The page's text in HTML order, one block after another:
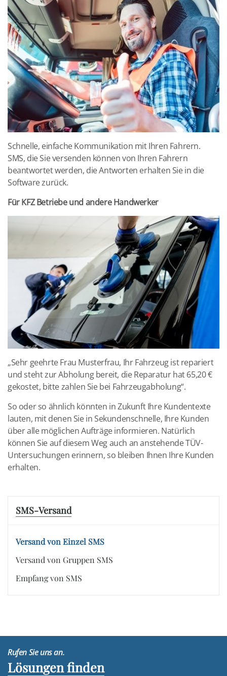
Schnelle, einfache Kommunikation mit Ihren Fahrern.
SMS, die Sie versenden können von Ihren Fahrern
beantwortet werden, die Antworten erhalten Sie in die
Software zurück.
Für KFZ Betriebe und andere Handwerker
„Sehr geehrte Frau Musterfrau, Ihr Fahrzeug ist repariert
und steht zur Abholung bereit, die Reparatur hat 65,20 €
gekostet, bitte zahlen Sie bei Fahrzeugabholung“.
So oder so ähnlich könnten in Zukunft Ihre Kundentexte
lauten, mit denen Sie in Sekundenschnelle, Ihre Kunden
über alle möglichen Aufträge informieren. Natürlich
können Sie auf diesem Weg auch an anstehende TÜV-
Untersuchungen erinnern, so bleiben Ihnen Ihre Kunden
erhalten.
SMS-Versand
Versand von Einzel SMS
Versand von Gruppen SMS
Empfang von SMS
Rufen Sie uns an.
Lösungen finden